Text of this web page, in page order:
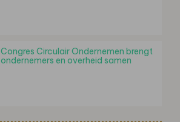
Congres Circulair Ondernemen brengt
ondernemers en overheid samen